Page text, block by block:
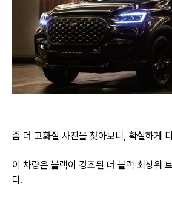
좀 더 고화질 사진을 찾아보니, 확실하게
이 차량은 블랙이 강조된 더 블랙 최상위
다.